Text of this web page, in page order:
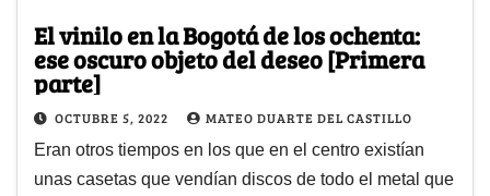
El vinilo en la Bogotá de los ochenta:
ese oscuro objeto del deseo [Primera
parte]
OCTUBRE 5, 2022 MATEO DUARTE DEL CASTILLO
Eran otros tiempos en los que en el centro existían
unas casetas que vendían discos de todo el metal que